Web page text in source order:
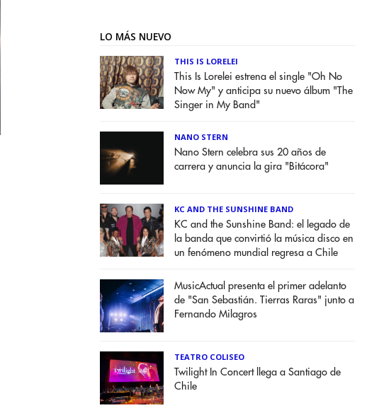
LO MÁS NUEVO
THIS IS LORELEI
This Is Lorelei estrena el single "Oh No
Now My" y anticipa su nuevo álbum "The
Singer in My Band"
NANO STERN
Nano Stern celebra sus 20 años de
carrera y anuncia la gira "Bitácora"
KC AND THE SUNSHINE BAND
KC and the Sunshine Band: el legado de
la banda que convirtió la música disco en
un fenómeno mundial regresa a Chile
MusicActual presenta el primer adelanto
de "San Sebastián. Tierras Raras" junto a
Fernando Milagros
TEATRO COLISEO
Twilight In Concert llega a Santiago de
Chile